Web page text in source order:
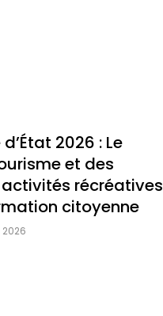
2026 : Le
et des
récréatives
citoyenne
2026